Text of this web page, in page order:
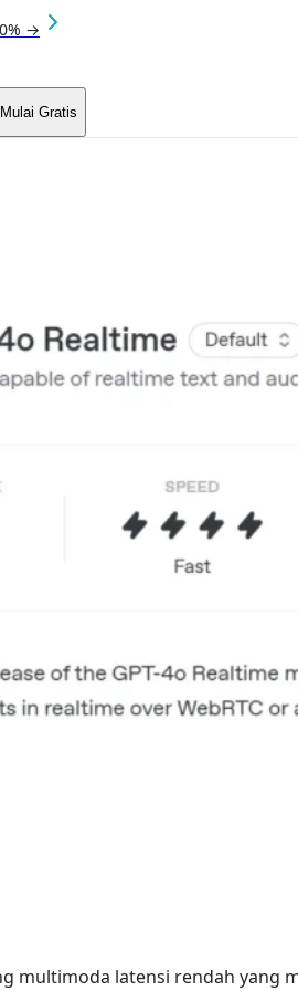
→
Mulai Gratis
multimoda latensi rendah